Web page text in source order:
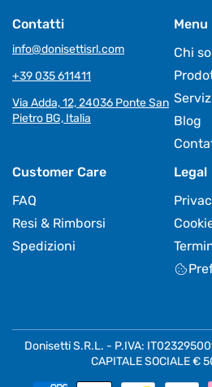
Contatti
info@donisettisrl.com
+39 035 611411
Via Adda, 12, 24036 Ponte San
Pietro BG, Italia
Menu
Chi
Blog
Customer Care
FAQ
Resi & Rimborsi
Spedizioni
Legal
Donisetti S.R.L. - P.IVA:
CAPITALE SOCIALE €
Metodi